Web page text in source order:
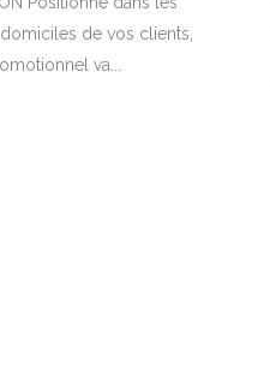
de vos clients,
va...